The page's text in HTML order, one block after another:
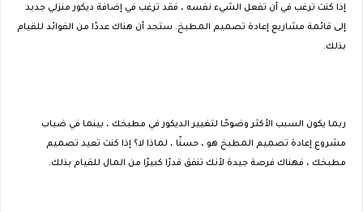
إذا كنت ترغب في أن تفعل الشيء نفسه ، فقد ترغب في إضافة ديكور منزلي جديد
إلى قائمة مشاريع إعادة تصميم المطبخ. ستجد أن هناك عددًا من الفوائد للقيام
بذلك.
ربما يكون السبب الأكثر وضوحًا لتغيير الديكور في مطبخك ، بينما في ضباب
مشروع إعادة تصميم المطبخ هو ، حسنًا ، لماذا لا؟ إذا كنت تعيد تصميم
مطبخك ، فهناك فرصة جيدة لأنك تنفق قدرًا كبيرًا من المال للقيام بذلك.